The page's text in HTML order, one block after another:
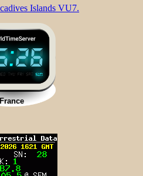
Islands VU7.